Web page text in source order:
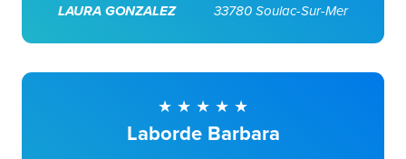
LAURA GONZALEZ 33780 Soulac-Sur-Mer
Laborde Barbara